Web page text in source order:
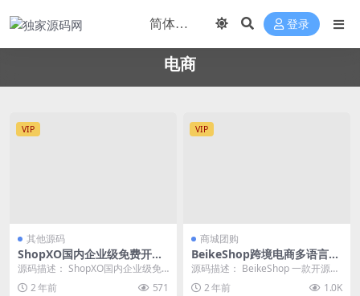
登录
电商
VIP
其他源码
ShopXO国内企业级免费开源
电商系统v6.2+uniapp前端
（无授权可商用企业级电商系
统解决方案）
源码描述： ShopXO国内企业级免
费开源电商系统包含丰富的营销活
动，灵活的功能...
2 年前 571
VIP
商城团购
BeikeShop跨境电商多语言独
立站系统V1.5.5 免授权全开源
源码描述： BeikeShop 一款开源好
用的跨境电商系统，BeikeShop ...
2 年前 1.0K